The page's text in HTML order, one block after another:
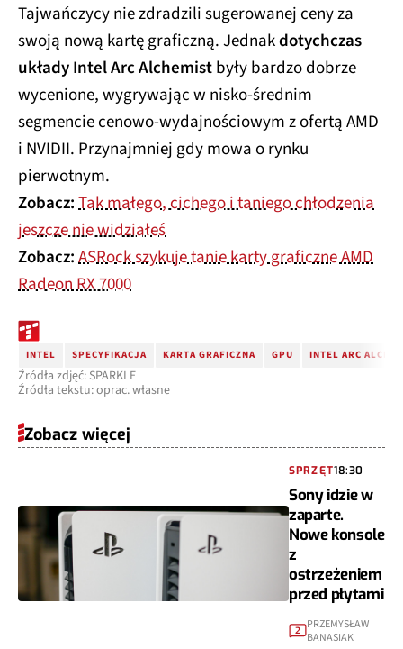
Tajwańczycy nie zdradzili sugerowanej ceny za
swoją nową kartę graficzną. Jednakdotychczas
układy Intel Arc Alchemistbyły bardzo dobrze
wycenione, wygrywając w nisko-średnim
segmencie cenowo-wydajnościowym z ofertą AMD
i NVIDII. Przynajmniej gdy mowa o rynku
pierwotnym.
Zobacz:Tak małego, cichego i taniego chłodzenia
jeszcze nie widziałeś
Zobacz:ASRock szykuje tanie karty graficzne AMD
Radeon RX 7000
INTEL SPECYFIKACJA KARTA GRAFICZNA GPU INTEL ARC
Źródła zdjęć: SPARKLE
Źródła tekstu: oprac. własne
Zobacz więcej
SPRZĘT18:30
Sony idzie w
zaparte.
Nowe konsole
z
ostrzeżeniem
przed płytami
2 PRZEMYSŁAW
BANASIAK